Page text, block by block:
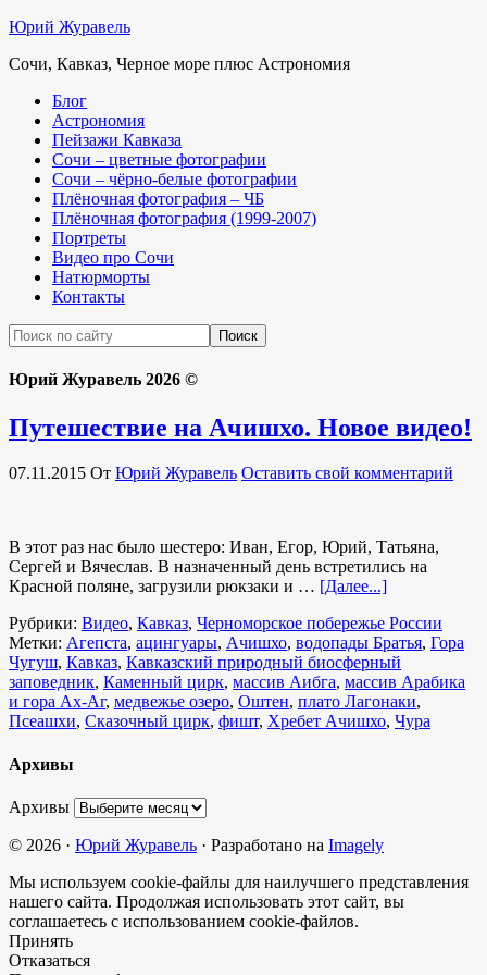
Юрий Журавель
Сочи, Кавказ, Черное море плюс Астрономия
Блог
Астрономия
Пейзажи Кавказа
Сочи – цветные фотографии
Сочи – чёрно-белые фотографии
Плёночная фотография – ЧБ
Плёночная фотография (1999-2007)
Портреты
Видео про Сочи
Натюрморты
Контакты
Юрий Журавель 2026 ©
Путешествие на Ачишхо. Новое видео!
07.11.2015 От Юрий Журавель Оставить свой комментарий
В этот раз нас было шестеро: Иван, Егор, Юрий, Татьяна,
Сергей и Вячеслав. В назначенный день встретились на
Красной поляне, загрузили рюкзаки и … [Далее...]
Рубрики: Видео, Кавказ, Черноморское побережье России
Метки: Агепста, ацингуары, Ачишхо, водопады Братья, Гора
Чугуш, Кавказ, Кавказский природный биосферный
заповедник, Каменный цирк, массив Аибга, массив Арабика
и гора Ах-Аг, медвежье озеро, Оштен, плато Лагонаки,
Псеашхи, Сказочный цирк, фишт, Хребет Ачишхо, Чура
Архивы
Архивы
© 2026 · Юрий Журавель · Разработано на Imagely
Мы используем cookie-файлы для наилучшего представления
нашего сайта. Продолжая использовать этот сайт, вы
соглашаетесь с использованием cookie-файлов.
Принять
Отказаться